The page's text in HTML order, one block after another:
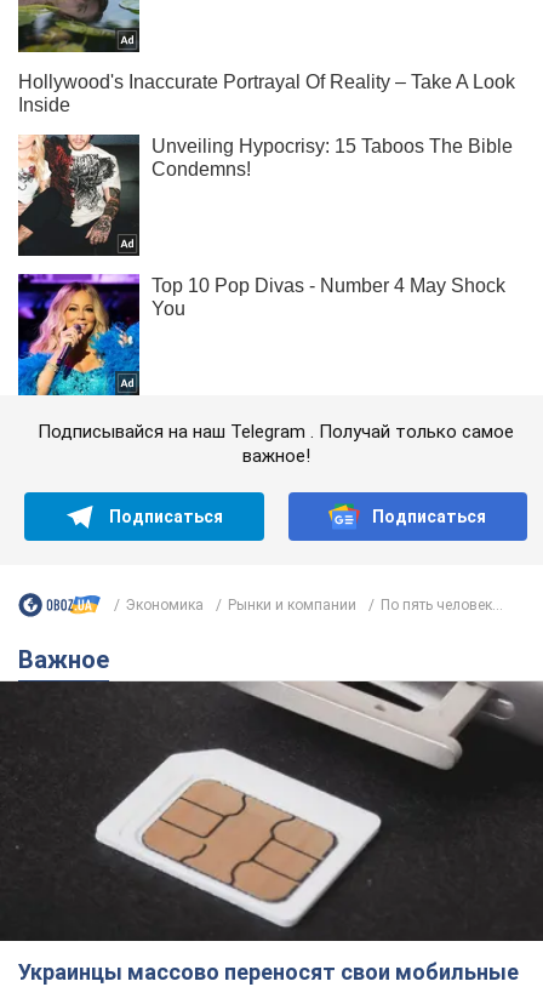
Подписывайся на наш Telegram . Получай только самое
важное!
Подписаться Подписаться
Экономика Рынки и компании По пять человек...
Важное
Украинцы массово переносят свои мобильные